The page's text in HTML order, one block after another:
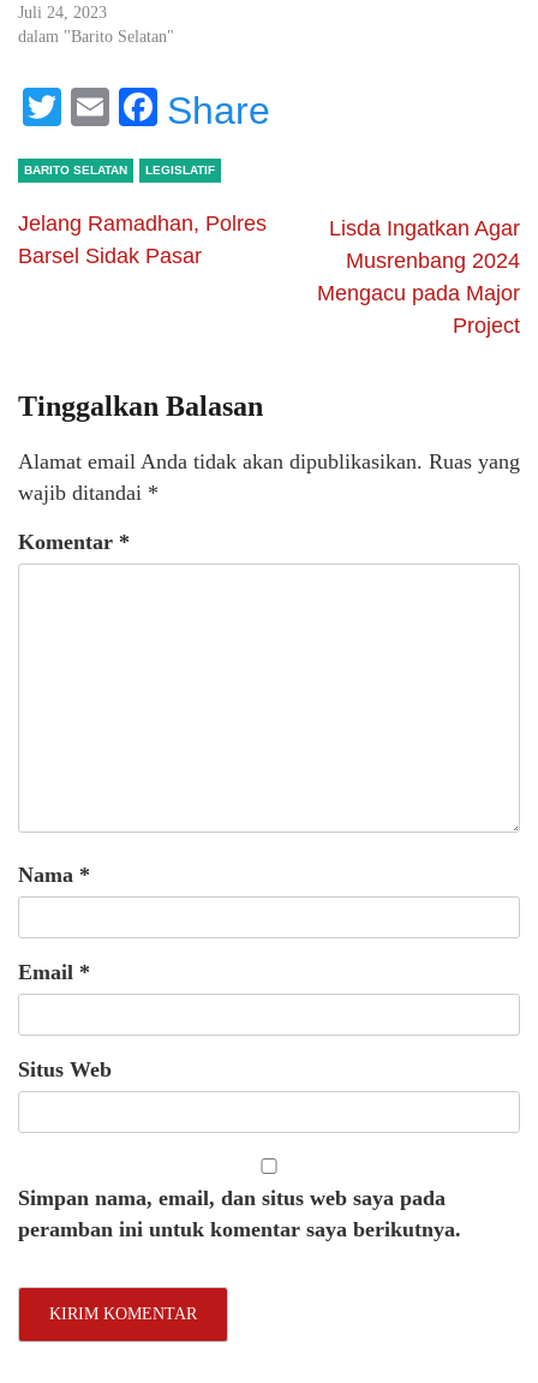
Juli 24, 2023
dalam "Barito Selatan"
Twitter
EmailFacebook
Share
BARITO SELATAN LEGISLATIF
Jelang Ramadhan, Polres
Barsel Sidak Pasar
Lisda Ingatkan Agar
Musrenbang 2024
Mengacu pada Major
Project
Tinggalkan Balasan
Alamat email Anda tidak akan dipublikasikan. Ruas yang
wajib ditandai *
Komentar *
Nama *
Email *
Situs Web
Simpan nama, email, dan situs web saya pada
peramban ini untuk komentar saya berikutnya.